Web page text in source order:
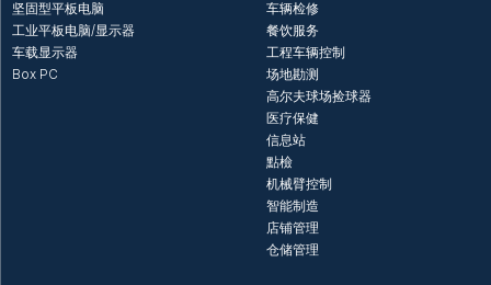
坚固型平板电脑
工业平板电脑/显示器
车载显示器
Box PC
车辆检修
餐饮服务
工程车辆控制
场地勘测
高尔夫球场捡球器
医疗保健
信息站
點檢
机械臂控制
智能制造
店铺管理
仓储管理